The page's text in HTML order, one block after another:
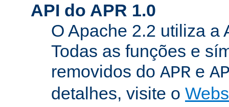
API do APR 1.0
O Apache 2.2 utiliza a
Todas as funções e
removidos do APR e
detalhes, visite o